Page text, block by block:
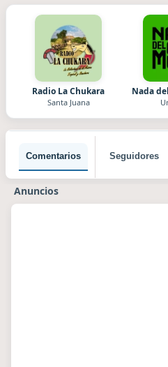
Radio La Chukara
Santa Juana
Nada
Comentarios Seguidores
Anuncios